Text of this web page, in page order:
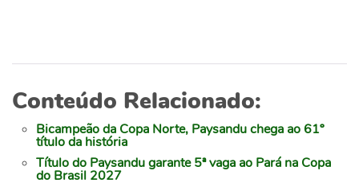
Conteúdo Relacionado:
Bicampeão da Copa Norte, Paysandu chega ao 61º
título da história
Título do Paysandu garante 5ª vaga ao Pará na Copa
do Brasil 2027